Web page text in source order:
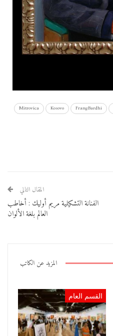
FrangBardhi
Kosovo
Mitrovica
المقال التالي
الفنانة التشكيلية مريم أوليك : أخاطب
العالم بلغة الألوان
المزيد عن الكاتب
القسم العام